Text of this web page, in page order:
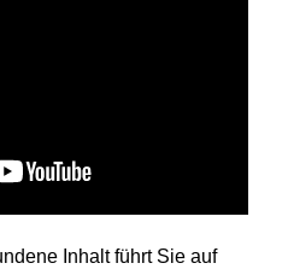
Inhalt führt Sie auf